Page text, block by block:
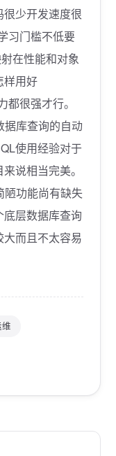
少开发速度很
习门槛不低要
在性能和对象
样用好
很强才行。
据库查询的自动
使用经验对于
说相当完美。
陋功能尚有缺失
层数据库查询
而且不太容易